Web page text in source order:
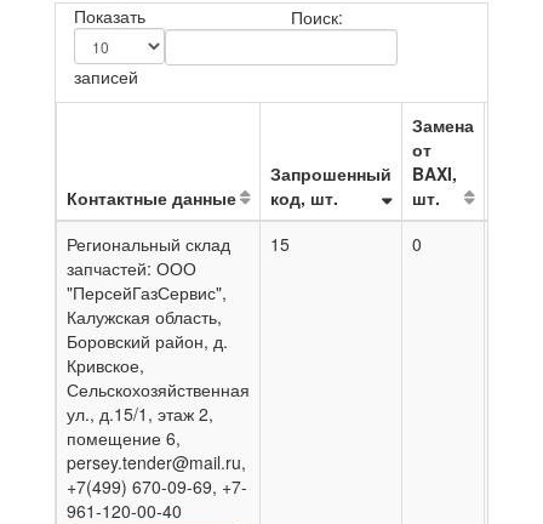
Показать
записей
Поиск:
Контактные данные
Запрошенный
код, шт.
Замена
от
BAXI,
шт.
Региональный склад
запчастей: ООО
"ПерсейГазСервис",
Калужская область,
Боровский район, д.
Кривское,
Сельскохозяйственная
ул., д.15/1, этаж 2,
помещение 6,
persey.tender@mail.ru,
+7(499) 670-09-69, +7-
961-120-00-40
15 0